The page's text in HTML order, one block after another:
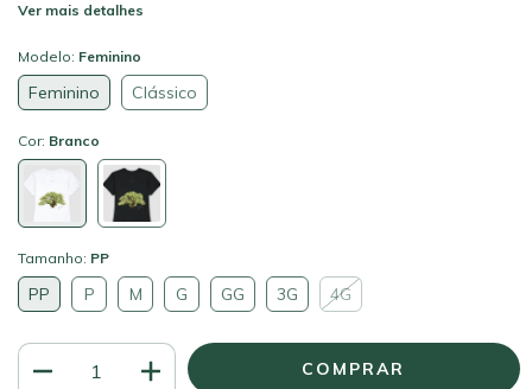
Ver mais detalhes
Modelo: Feminino
Feminino Clássico
Cor: Branco
Tamanho: PP
PP P M G GG 3G 4G